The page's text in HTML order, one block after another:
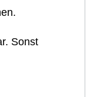
Sonst